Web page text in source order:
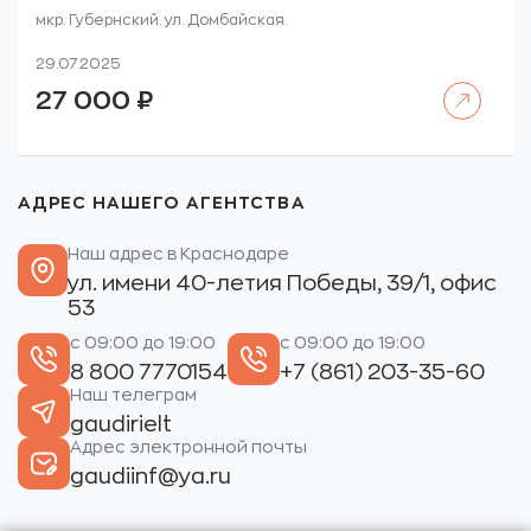
мкр. Губернский. ул. Домбайская.
29.07.2025
27 000 ₽
АДРЕС НАШЕГО АГЕНТСТВА
Наш адрес в Краснодаре
ул. имени 40-летия Победы, 39/1, офис
53
с 09:00 до 19:00
8 800 7770154
с 09:00 до 19:00
+7 (861) 203-35-60
Наш телеграм
gaudirielt
Адрес электронной почты
gaudiinf@ya.ru